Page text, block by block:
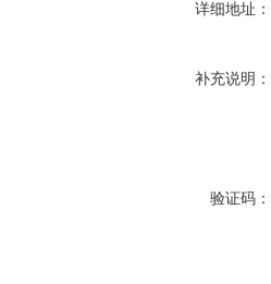
详细地址：
补充说明：
验证码：